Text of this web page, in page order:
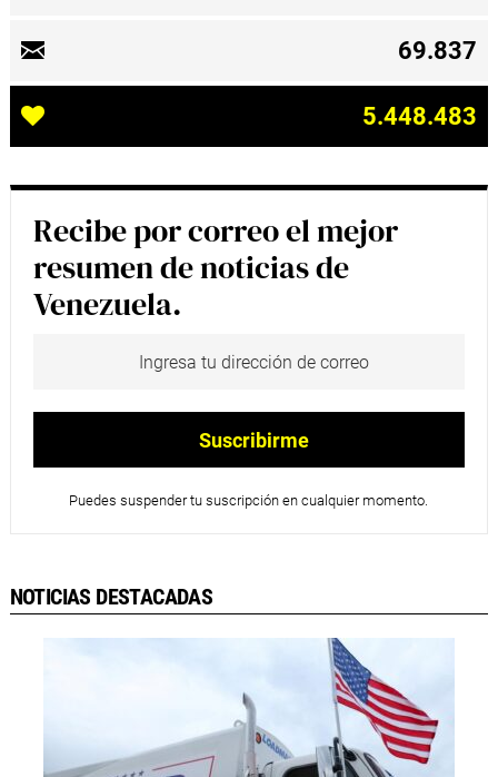
69.837
5.448.483
Recibe por correo el mejor
resumen de noticias de
Venezuela.
Puedes suspender tu suscripción en cualquier momento.
NOTICIAS DESTACADAS